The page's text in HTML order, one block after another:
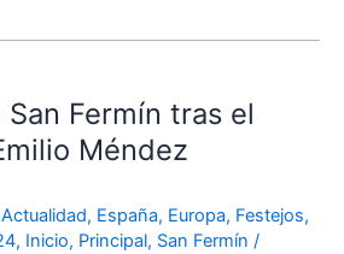
Fermín tras el
Méndez
Actualidad, España, Europa, Festejos,
, Inicio, Principal, San Fermín /